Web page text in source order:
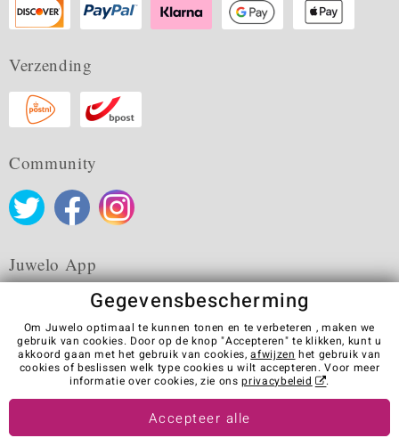
Verzending
Community
Juwelo App
Algemene verkoopvoorwaarden Privacybeleid
Cookies
Colofon
Contact
Contract herroepen
Visit our stores in other countries:
Gegevensbescherming
Om Juwelo optimaal te kunnen tonen en te verbeteren , maken we
gebruik van cookies. Door op de knop "Accepteren" te klikken, kunt u
akkoord gaan met het gebruik van cookies,afwijzen het gebruik van
cookies of beslissen welk type cookies u wilt accepteren. Voor meer
informatie over cookies, zie onsprivacybeleid .
Accepteer alle